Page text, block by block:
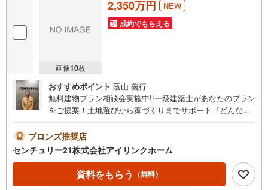
画像10枚
2,350万円 NEW
成約でもらえる
おすすめポイント 蔭山 義行
無料建物プラン相談会実施中!!一級建築士があなたのプラン
をご提案！土地選びから家づくりまでサポート『どんな家
ら【アイリンクホーム】にお任せください～京成松戸線
『二和向台』駅徒歩15分～●八木が谷小学校 徒歩2分●ビ
ック・エー 徒歩8分●ウエルシア 徒歩9分●整形
地 ●建築条件無し ●更地渡し新婚新生活支援事業キャン
ペーン！対象だと最大60万円助成※詳細はお問合せくださ
ブロンズ推奨店
センチュリー21株式会社アイリンクホーム
資料をもらう （無料）